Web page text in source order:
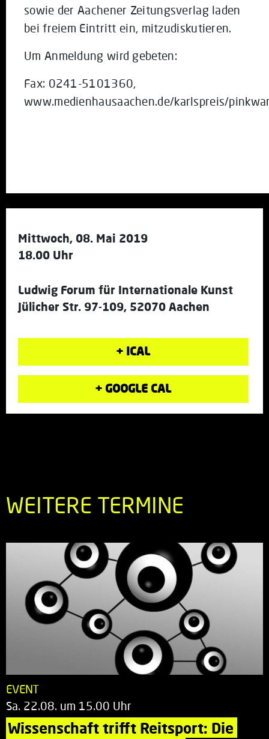
sowie der Aachener Zeitungsverlag laden
bei freiem Eintritt ein, mitzudiskutieren.
Um Anmeldung wird gebeten:
Fax: 0241-5101360,
www.medienhausaachen.de/karlspreis/
Mittwoch, 08. Mai 2019
18.00 Uhr
Ludwig Forum für Internationale Kunst
Jülicher Str. 97-109, 52070 Aachen
+ ICAL
+ GOOGLE CAL
WEITERE TERMINE
EVENT
Sa. 22.08. um 15.00 Uhr
Wissenschaft trifft Reitsport: Die